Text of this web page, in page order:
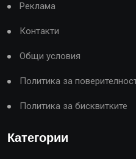
Реклама
Контакти
Общи условия
Политика за
Политика за бисквитките
Категории